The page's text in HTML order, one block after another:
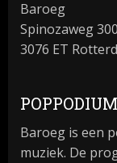
Baroeg
Spinozaweg 300
3076 ET
Baroeg is een
muziek. De